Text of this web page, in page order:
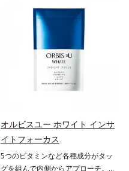
によって、肌本来の輝きを生かして
澄み渡る、輝き透明肌を叶えます。
L＝さっぱりタイプ（脂性肌～普通
肌）M＝しっとりタイプ（普通肌～
乾性肌）*1 シミ・ソバカスが肌表
面にあらわれること*2 メラニンの
生成を抑え、シミ・ソバカスを防ぐ
*3 うるおいにより透明感のある肌
ンの第三のルートに着目し、日本放
射線影響学会第53回大会で2010年
10月に初めて発表したこと*5 うる
おいによる*6 メラノサイトまで*7
す。受けてしまった紫外線ダメージ
をきっかけに、肌深く(*6)では「メ
ラニンにじみ(*1)」が発現。シミや
ソバカスという「点」だけでなく、
透明感のなさなどの「面」での透明
感を阻害する原因を引き起こしてい
ることがわかりました。そこでオル
ビス ブライト シリーズは「メラニ
タミンC(*7)」を採用。肌奥(*6)まで
浸透し、シミやソバカスの原因とな
るメラニンの生成を食い止めます。
またオルビス独自成分の「ブライト
VCコンプレックス(*8)」が、透明感
オルビスユー ホワイト インサ
イトフォーカス
5つのビタミンなど各種成分がタッ
グを組んで内側からアプローチ。透